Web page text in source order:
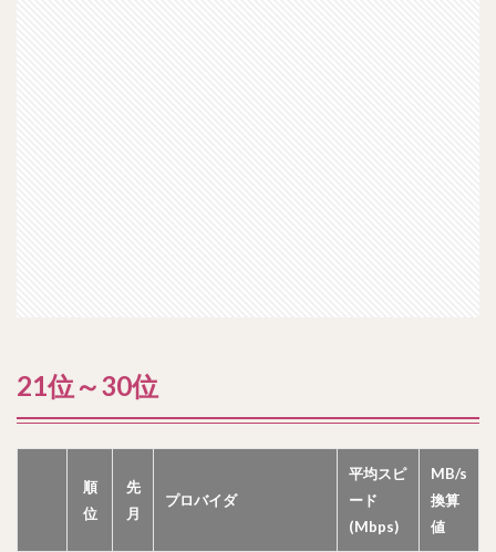
21位～30位
順
位
先
月
プロバイダ
平均スピ
ード
(Mbps)
MB/s
換算
値